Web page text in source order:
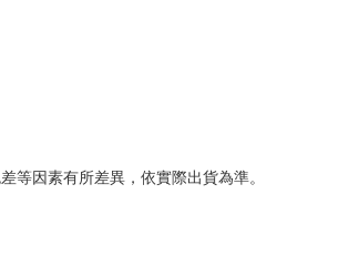
等因素有所差異，依實際出貨為準。